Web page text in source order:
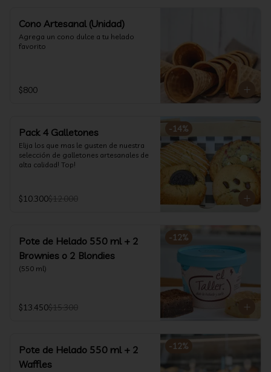
Cono Artesanal (Unidad)
Agrega un cono dulce a tu helado
favorito
$800
-14%
Pack 4 Galletones
Elija los que mas le gusten de nuestra
selección de galletones artesanales de
alta calidad! Top!
$10.300$12.000
-12%
Pote de Helado 550 ml + 2
Brownies o 2 Blondies
(550 ml)
$13.450$15.300
-12%
Pote de Helado 550 ml + 2
Waffles